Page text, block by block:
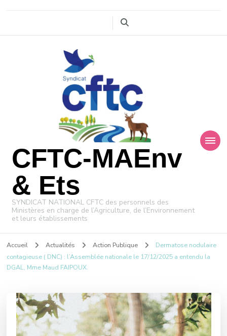
CFTC-MAEnv
& Ets
SYNDICAT NATIONAL CFTC des personnels des
Ministères en charge de l’Agriculture, de l’Environnement
et leurs établissements
Accueil Actualités Action Publique
Dermatose nodulaire
contagieuse ( DNC) : l’Assemblée nationale le 17/12/2025 a entendu la
DGAL, Mme Maud FAIPOUX.